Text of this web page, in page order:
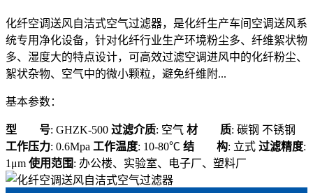
化纤空调送风自洁式空气过滤器，是化纤生产车间空调送风系
统专用净化设备，针对化纤行业生产环境粉尘多、纤维絮状物
多、湿度大的特点设计，可高效过滤空调进风中的化纤粉尘、
絮状杂物、空气中的微小颗粒，避免纤维附...
基本参数：
型 号: GHZK-500 过滤介质: 空气 材 质: 碳钢 不锈钢
工作压力: 0.6Mpa 工作温度: 10-80℃ 结 构: 立式 过滤精度:
1μm 使用范围: 办公楼、实验室、电子厂、塑料厂